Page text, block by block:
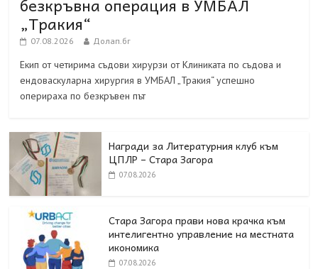
безкръвна операция в УМБАЛ
„Тракия“
07.08.2026 Долап.бг
Екип от четирима съдови хирурзи от Клиниката по съдова и
ендоваскуларна хирургия в УМБАЛ „Тракия“ успешно
оперираха по безкръвен път
Награди за Литературния клуб към
ЦПЛР – Стара Загора
07.08.2026
Стара Загора прави нова крачка към
интелигентно управление на местната
икономика
07.08.2026